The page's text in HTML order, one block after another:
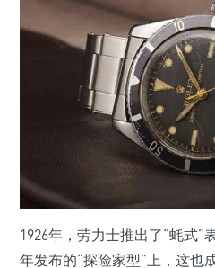
1926年，劳力士推出了“蚝式”
年发布的“探险家型”上，这也